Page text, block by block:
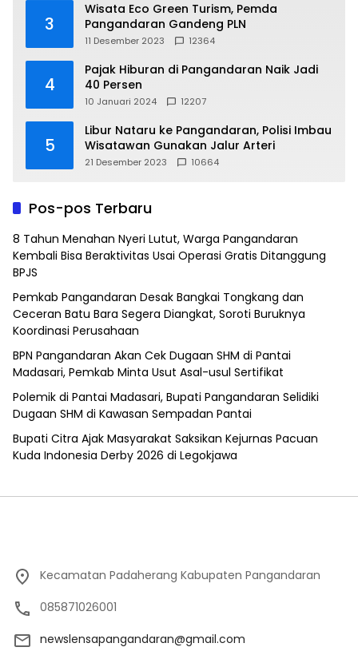
3
Wisata Eco Green Turism, Pemda
Pangandaran Gandeng PLN
11 Desember 2023 12364
4
Pajak Hiburan di Pangandaran Naik Jadi
40 Persen
10 Januari 2024 12207
5
Libur Nataru ke Pangandaran, Polisi Imbau
Wisatawan Gunakan Jalur Arteri
21 Desember 2023 10664
Pos-pos Terbaru
8 Tahun Menahan Nyeri Lutut, Warga Pangandaran
Kembali Bisa Beraktivitas Usai Operasi Gratis Ditanggung
BPJS
Pemkab Pangandaran Desak Bangkai Tongkang dan
Ceceran Batu Bara Segera Diangkat, Soroti Buruknya
Koordinasi Perusahaan
BPN Pangandaran Akan Cek Dugaan SHM di Pantai
Madasari, Pemkab Minta Usut Asal-usul Sertifikat
Polemik di Pantai Madasari, Bupati Pangandaran Selidiki
Dugaan SHM di Kawasan Sempadan Pantai
Bupati Citra Ajak Masyarakat Saksikan Kejurnas Pacuan
Kuda Indonesia Derby 2026 di Legokjawa
Kecamatan Padaherang Kabupaten Pangandaran
085871026001
newslensapangandaran@gmail.com